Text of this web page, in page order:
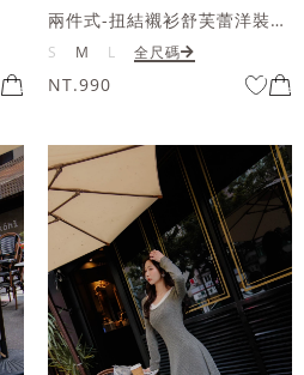
兩件式-扭結襯衫舒芙蕾洋裝套組
S M L 全尺碼
NT.990